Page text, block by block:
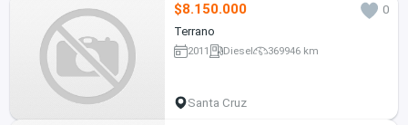
$8.150.000
0
Terrano
2011 Diesel 369946 km
Santa Cruz